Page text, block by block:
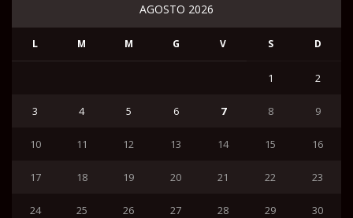
AGOSTO 2026
L M M G V S D
1 2
3 4 5 6 7 8 9
10 11 12 13 14 15 16
17 18 19 20 21 22 23
24 25 26 27 28 29 30